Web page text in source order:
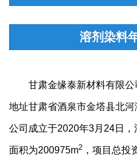
溶剂染料
甘肃金缘泰新材料有限
地址甘肃省酒泉市金塔县北
公司成立于2020年3月24日
面积为200975m2 ，项目总投